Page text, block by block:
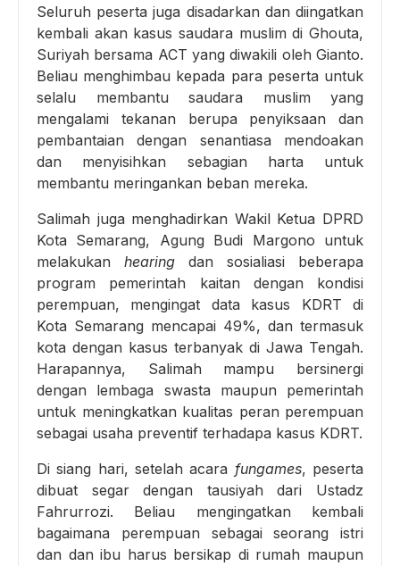
Seluruh peserta juga disadarkan dan diingatkan
kembali akan kasus saudara muslim di Ghouta,
Suriyah bersama ACT yang diwakili oleh Gianto.
Beliau menghimbau kepada para peserta untuk
selalu membantu saudara muslim yang
mengalami tekanan berupa penyiksaan dan
pembantaian dengan senantiasa mendoakan
dan menyisihkan sebagian harta untuk
membantu meringankan beban mereka.
Salimah juga menghadirkan Wakil Ketua DPRD
Kota Semarang, Agung Budi Margono untuk
melakukan hearing dan sosialiasi beberapa
program pemerintah kaitan dengan kondisi
perempuan, mengingat data kasus KDRT di
Kota Semarang mencapai 49%, dan termasuk
kota dengan kasus terbanyak di Jawa Tengah.
Harapannya, Salimah mampu bersinergi
dengan lembaga swasta maupun pemerintah
untuk meningkatkan kualitas peran perempuan
sebagai usaha preventif terhadapa kasus KDRT.
Di siang hari, setelah acara fungames, peserta
dibuat segar dengan tausiyah dari Ustadz
Fahrurrozi. Beliau mengingatkan kembali
bagaimana perempuan sebagai seorang istri
dan dan ibu harus bersikap di rumah maupun